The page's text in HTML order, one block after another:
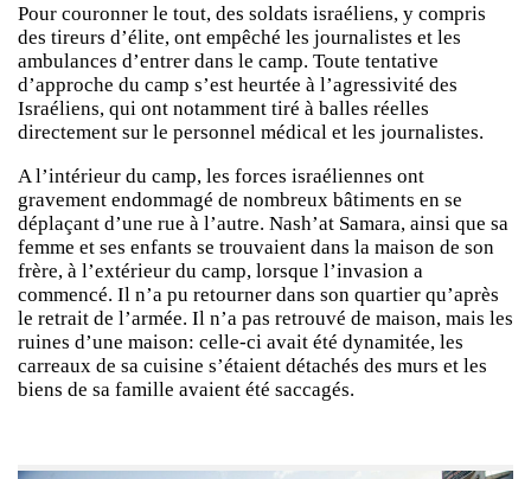
Pour couronner le tout, des soldats israéliens, y compris
des tireurs d’élite, ont empêché les journalistes et les
ambulances d’entrer dans le camp. Toute tentative
d’approche du camp s’est heurtée à l’agressivité des
Israéliens, qui ont notamment tiré à balles réelles
directement sur le personnel médical et les journalistes.
A l’intérieur du camp, les forces israéliennes ont
gravement endommagé de nombreux bâtiments en se
déplaçant d’une rue à l’autre. Nash’at Samara, ainsi que sa
femme et ses enfants se trouvaient dans la maison de son
frère, à l’extérieur du camp, lorsque l’invasion a
commencé. Il n’a pu retourner dans son quartier qu’après
le retrait de l’armée. Il n’a pas retrouvé de maison, mais les
ruines d’une maison: celle-ci avait été dynamitée, les
carreaux de sa cuisine s’étaient détachés des murs et les
biens de sa famille avaient été saccagés.